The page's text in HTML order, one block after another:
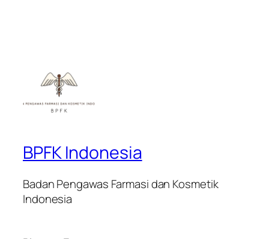
BPFK Indonesia
Badan Pengawas Farmasi dan Kosmetik
Indonesia